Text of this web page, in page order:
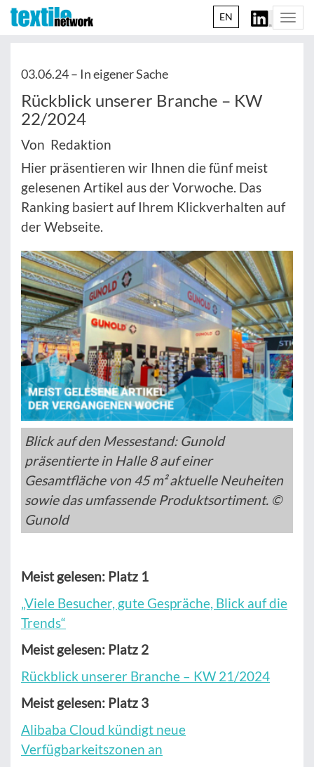
EN
03.06.24 – In eigener Sache
Rückblick unserer Branche – KW
22/2024
Von Redaktion
Hier präsentieren wir Ihnen die fünf meist
gelesenen Artikel aus der Vorwoche. Das
Ranking basiert auf Ihrem Klickverhalten auf
der Webseite.
Blick auf den Messestand: Gunold
präsentierte in Halle 8 auf einer
Gesamtfläche von 45 m² aktuelle Neuheiten
sowie das umfassende Produktsortiment. ©
Gunold
Meist gelesen: Platz 1
„Viele Besucher, gute Gespräche, Blick auf die
Trends“
Meist gelesen: Platz 2
Rückblick unserer Branche – KW 21/2024
Meist gelesen: Platz 3
Alibaba Cloud kündigt neue
Verfügbarkeitszonen an